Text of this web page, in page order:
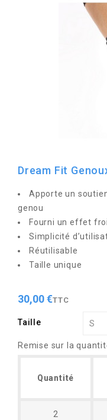
Dream Fit
Apporte un
genou
Fourni un effet
Simplicité
Réutilisable
Taille unique
30,00 €TTC
Taille
Remise sur la
Quantité
2